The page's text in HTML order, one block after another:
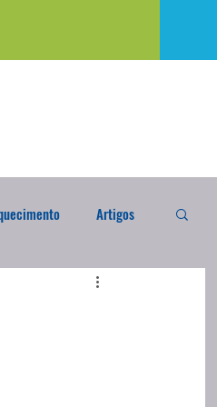
Artigos
Compra Exterior